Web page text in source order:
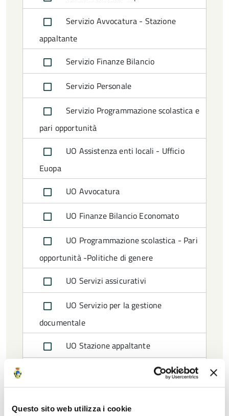
Questo sito web utilizza i cookie
Servizio Avvocatura - Stazione
appaltante
Servizio Finanze Bilancio
Servizio Personale
Servizio Programmazione scolastica e
pari opportunità
UO Assistenza enti locali - Ufficio
Euopa
UO Avvocatura
UO Finanze Bilancio Economato
UO Programmazione scolastica - Pari
opportunità -Politiche di genere
UO Servizi assicurativi
UO Servizio per la gestione
documentale
UO Stazione appaltante
UO Strutture informatiche, Fonia e
innovazione tecnologica
Settore 2 Edilizia scolastica e Patrimonio